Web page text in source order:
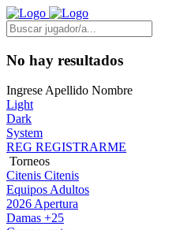
No hay resultados
Ingrese Apellido Nombre
Light
Dark
System
REG REGISTRARME
Torneos
Citenis Citenis
Equipos Adultos
2026 Apertura
Damas +25